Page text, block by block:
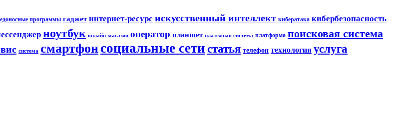
программы гаджет интернет-ресурс искусственный интеллект кибератака кибербезопасность
ноутбук онлайн-магазин оператор планшет платежная система платформа поисковая система
система смартфонсоциальные сетистатья телефон технология услуга